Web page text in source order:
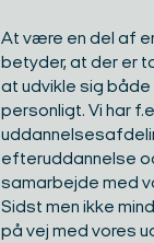
At være en del af
betyder, at der er
at udvikle sig
personligt. Vi har
efteruddannelse
samarbejde med
Sidst men ikke
på vej med vores